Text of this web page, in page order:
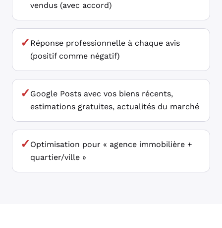
vendus (avec accord)
✓ Réponse professionnelle à chaque avis
(positif comme négatif)
✓ Google Posts avec vos biens récents,
estimations gratuites, actualités du marché
✓ Optimisation pour « agence immobilière +
quartier/ville »